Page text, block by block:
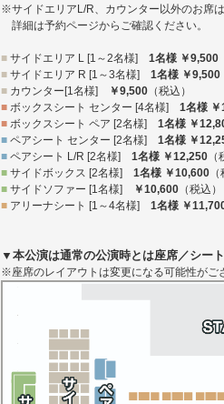
※サイドエリアL/R、カウンター以外のお席
詳細は予約ページからご確認ください。
■ サイドエリア L [1～2名様] 1名様 ￥9,500
■ サイドエリア R [1～3名様] 1名様 ￥9,500
■ カウンター[1名様] ￥9,500 （税込）
■ ボックスシート センター [4名様] 1名様
■ ボックスシート ペア [2名様] 1名様 ￥
■ ペアシート センター [2名様] 1名様 ￥
■ ペアシート L/R [2名様] 1名様 ￥12,250
■ サイドボックス [2名様] 1名様 ￥10,600
■ サイドソファー [1名様] ￥10,600 （税込）
■ アリーナシート [1～4名様] 1名様 ￥
▼本公演は通常の公演時とは座席／シー
※座席のレイアウトは変更になる可能性がご